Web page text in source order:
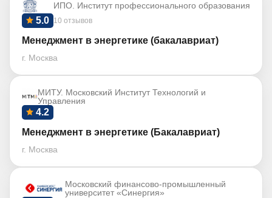
ИПО. Институт профессионального образования
10 отзывов
5.0
Менеджмент в энергетике (бакалавриат)
г. Москва
МИТУ. Московский Институт Технологий и
Управления
4.2
Менеджмент в энергетике (Бакалавриат)
г. Москва
Московский финансово-промышленный
университет «Синергия»